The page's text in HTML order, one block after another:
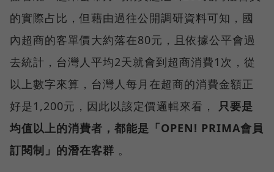
的實際占比，但藉由過往公開調研資料可知，國
內超商的客單價大約落在80元，且依據公平會過
去統計，台灣人平均2天就會到超商消費1次，從
以上數字來算，台灣人每月在超商的消費金額正
好是1,200元，因此以該定價邏輯來看， 只要是
均值以上的消費者，都能是「OPEN! PRIMA會員
訂閱制」的潛在客群 。